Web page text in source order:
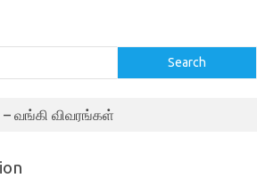
Search
வங்கி விவரங்கள்